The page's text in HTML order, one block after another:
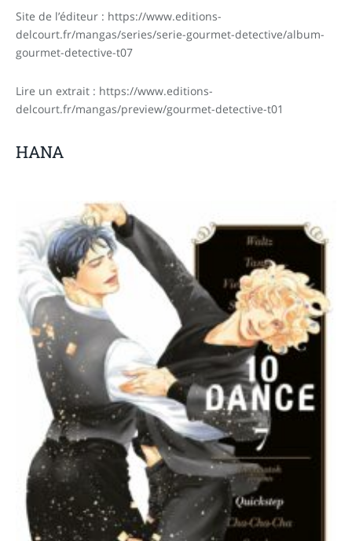
Site de l’éditeur : https://www.editions-
delcourt.fr/mangas/series/serie-gourmet-detective/album-
gourmet-detective-t07
Lire un extrait : https://www.editions-
delcourt.fr/mangas/preview/gourmet-detective-t01
HANA